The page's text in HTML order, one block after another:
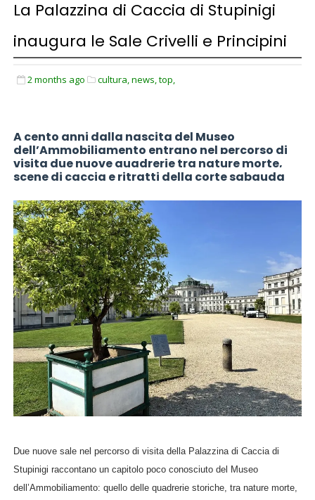
La Palazzina di Caccia di Stupinigi
inaugura le Sale Crivelli e Principini
2 months ago cultura,news,top,
A cento anni dalla nascita del Museo
dell’Ammobiliamento entrano nel percorso di
visita due nuove quadrerie tra nature morte,
scene di caccia e ritratti della corte sabauda
Due nuove sale nel percorso di visita della Palazzina di Caccia di
Stupinigi raccontano un capitolo poco conosciuto del Museo
dell’Ammobiliamento: quello delle quadrerie storiche, tra nature morte,